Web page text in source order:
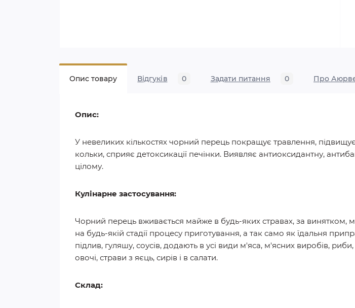
Опис товару Відгуків 0 Задати питання 0 Про
Опис:
У невеликих кількостях чорний перець покращує травлення,
кольки, сприяє детоксикації печінки. Виявляє антиоксидантну,
цілому.
Кулінарне застосування:
Чорний перець вживається майже в будь-яких стравах, за винятком,
на будь-якій стадії процесу приготування, а так само як їдальня
підлив, гуляшу, соусів, додають в усі види м'яса, м'ясних виробів,
овочі, страви з яєць, сирів і в салати.
Склад: